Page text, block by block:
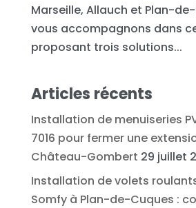
Marseille, Allauch et Plan-
vous accompagnons dans
proposant trois solutions...
Articles récents
Installation de menuiseries
7016 pour fermer une
Château-Gombert 29 juillet
Installation de volets
Somfy à Plan-de-Cuques :